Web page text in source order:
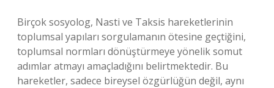
Birçok sosyolog, Nasti ve Taksis hareketlerinin
toplumsal yapıları sorgulamanın ötesine geçtiğini,
toplumsal normları dönüştürmeye yönelik somut
adımlar atmayı amaçladığını belirtmektedir. Bu
hareketler, sadece bireysel özgürlüğün değil, aynı